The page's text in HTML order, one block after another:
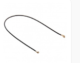
بسیار خوب
1